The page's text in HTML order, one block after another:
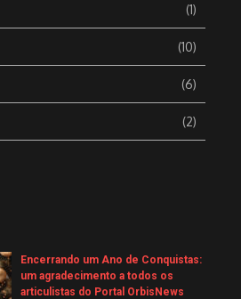
(1)
(10)
(6)
(2)
Encerrando um Ano de Conquistas:
um agradecimento a todos os
articulistas do Portal OrbisNews